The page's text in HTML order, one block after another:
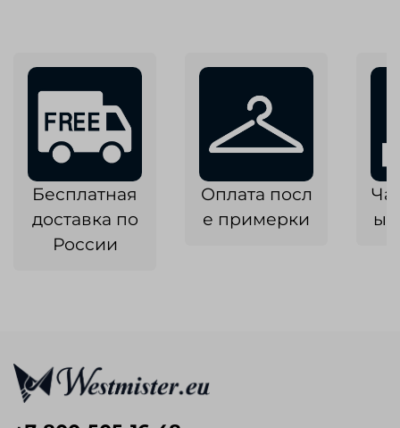
Бесплатная
доставка по
России
Оплата посл
е примерки